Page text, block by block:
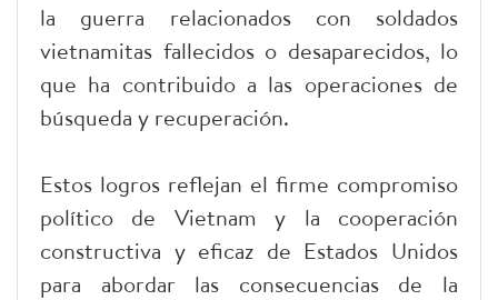
la guerra relacionados con soldados
vietnamitas fallecidos o desaparecidos, lo
que ha contribuido a las operaciones de
búsqueda y recuperación.
Estos logros reflejan el firme compromiso
político de Vietnam y la cooperación
constructiva y eficaz de Estados Unidos
para abordar las consecuencias de la